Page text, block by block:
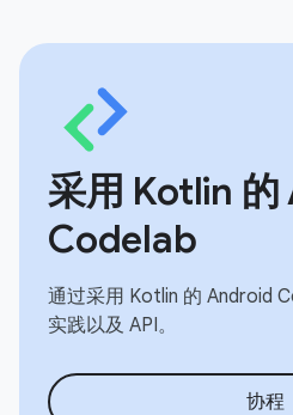
采用 Kotlin
Codelab
通过采用 Kotlin 的 Android
实践以及 API。
协程